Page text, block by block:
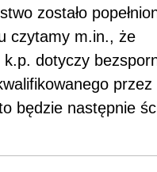
zostało
czytamy m.in., że
dotyczy
przez
będzie następnie